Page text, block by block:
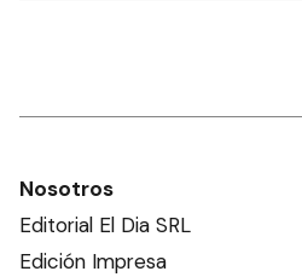
Nosotros
Editorial El Dia SRL
Edición Impresa